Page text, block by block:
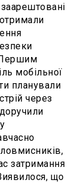
Першим
мобільної
планували
через
затримання
що